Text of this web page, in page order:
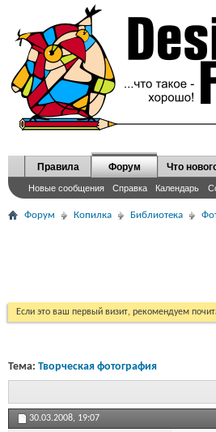
Правила Форум
Новые сообщения Справка Календарь
Что
Форум Копилка Библиотека
Если это ваш первый визит, рекомендуем
Тема: Творческая фотография
30.03.2008, 19:07